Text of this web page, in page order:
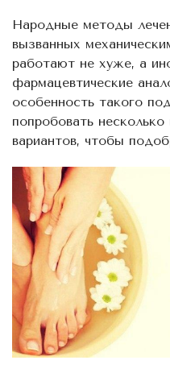
Народные методы
вызванных
работают не хуже, а
фармацевтические
особенность такого
попробовать
вариантов, чтобы